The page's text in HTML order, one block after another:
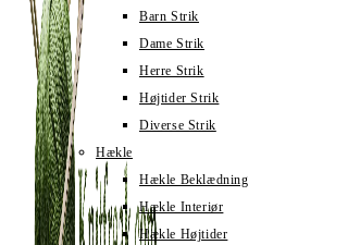
Barn Strik
Dame Strik
Herre Strik
Højtider Strik
Diverse Strik
Hækle
Hækle Beklædning
Hækle Interiør
Hækle Højtider